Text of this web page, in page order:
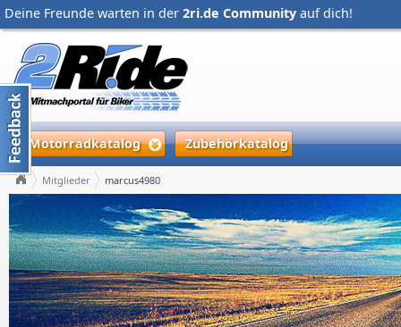
Deine Freunde warten in der 2ri.de Community auf dich!
Motorradkatalog Zubehörkatalog
Mitglieder marcus4980